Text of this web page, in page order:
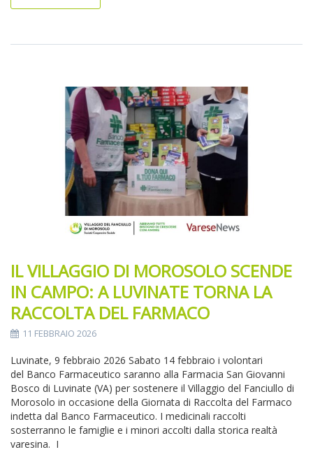
IL VILLAGGIO DI MOROSOLO SCENDE
IN CAMPO: A LUVINATE TORNA LA
RACCOLTA DEL FARMACO
11 FEBBRAIO 2026
Luvinate, 9 febbraio 2026 Sabato 14 febbraio i volontari
del Banco Farmaceutico saranno alla Farmacia San Giovanni
Bosco di Luvinate (VA) per sostenere il Villaggio del Fanciullo di
Morosolo in occasione della Giornata di Raccolta del Farmaco
indetta dal Banco Farmaceutico. I medicinali raccolti
sosterranno le famiglie e i minori accolti dalla storica realtà
varesina. I